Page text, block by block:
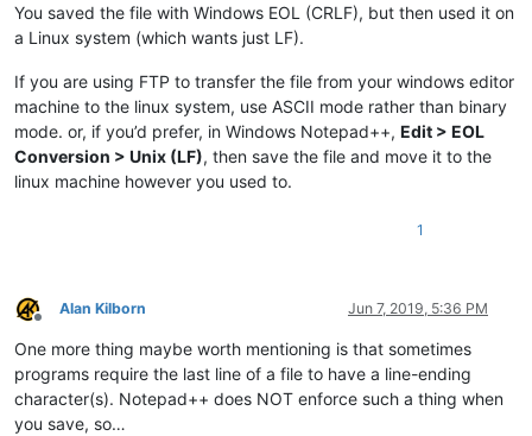
You saved the file with Windows EOL (CRLF), but then used it on
a Linux system (which wants just LF).
If you are using FTP to transfer the file from your windows editor
machine to the linux system, use ASCII mode rather than binary
mode. or, if you’d prefer, in Windows Notepad++, Edit > EOL
Conversion > Unix (LF), then save the file and move it to the
linux machine however you used to.
1
Offline
Alan Kilborn Jun 7, 2019, 5:36 PM
One more thing maybe worth mentioning is that sometimes
programs require the last line of a file to have a line-ending
character(s). Notepad++ does NOT enforce such a thing when
you save, so…